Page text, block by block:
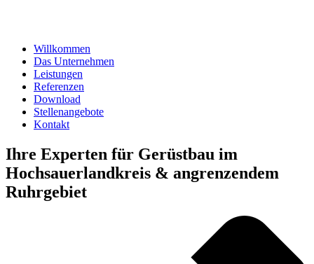
Willkommen
Das Unternehmen
Leistungen
Referenzen
Download
Stellenangebote
Kontakt
Ihre Experten für Gerüstbau im
Hoch­sauer­landkreis & angrenzendem
Ruhrgebiet